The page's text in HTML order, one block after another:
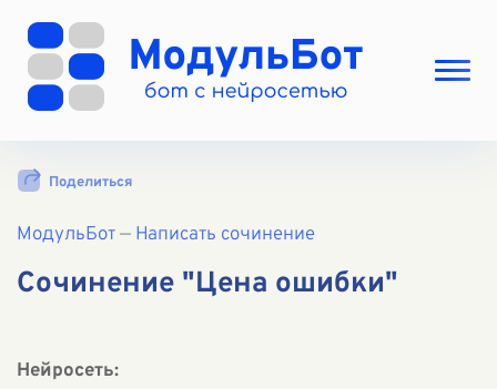
Выбрать режим
Вход
Поделиться
МодульБот— Написать сочинение
Сочинение "Цена ошибки"
Нейросеть: